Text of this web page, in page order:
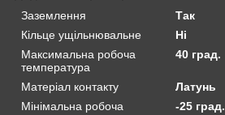
Заземлення
Так
Кільце ущільнювальне
Ні
Максимальна робоча
температура
40 град.
Матеріал контакту
Латунь
Мінімальна робоча
-25 град.